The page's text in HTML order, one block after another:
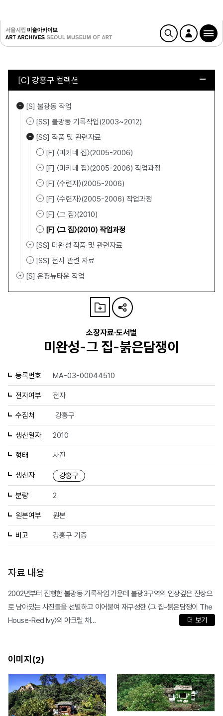
[C] 강홍구 컬렉션
[S] 불광동 작업
[SS] 불광동 기록작업(2003~2012)
[SS] 작품 및 관련자료
[F] 〈미키네 집〉(2005-2006)
[F] 〈미키네 집〉(2005-2006) 작업과정
[F] 〈수련자〉(2005-2006)
[F] 〈수련자〉(2005-2006) 작업과정
[F] 〈그 집〉(2010)
[F] 〈그 집〉(2010) 작업과정
[SS] 미완성 작품 및 관련자료
[SS] 전시 관련 자료
[S] 은평뉴타운 작업
소장자료·도서별
미완성-그 집-붉은담쟁이
등록번호 MA-03-00044510
전자여부 전자
수집처 강홍구
생산일자 2010
형태 사진
생산자 강홍구
분량 2
원본여부 원본
비고 강홍구 기증
자료 내용
2002년부터 진행한 불광동 기록작업 가운데 불광3구역의 인상깊은 잔상으
로 남아있는 사진들을 선별하고 이어붙여 재구성한 〈그 집-붉은담쟁이 The
House-Red Ivy〉의 아크릴 채...
더 보기
이미지(2)